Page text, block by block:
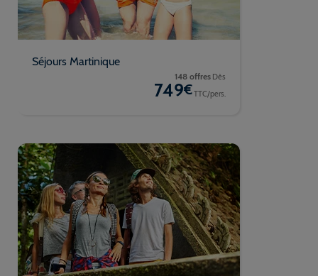
Séjours Martinique
148 offres Dès
749€TTC/pers.